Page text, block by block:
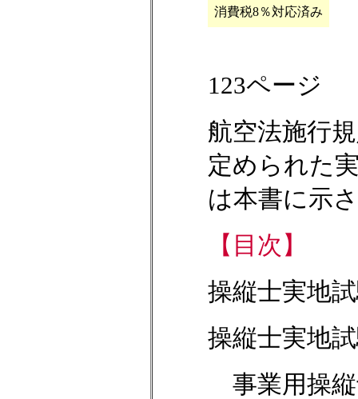
消費税8％対応済み
123ページ
航空法施行
定められた
は本書に示
【目次】
操縦士実地
操縦士実地
事業用操